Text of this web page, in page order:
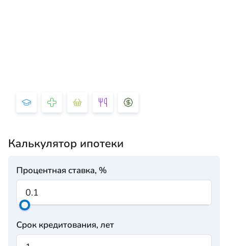
Калькулятор ипотеки
Процентная ставка, %
Срок кредитования, лет